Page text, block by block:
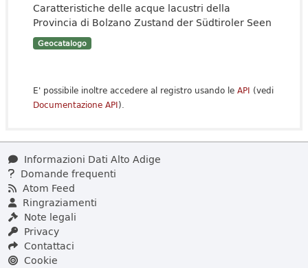
Caratteristiche delle acque lacustri della
Provincia di Bolzano Zustand der Südtiroler Seen
Geocatalogo
E' possibile inoltre accedere al registro usando le API (vedi
Documentazione API).
Informazioni Dati Alto Adige
Domande frequenti
Atom Feed
Ringraziamenti
Note legali
Privacy
Contattaci
Cookie